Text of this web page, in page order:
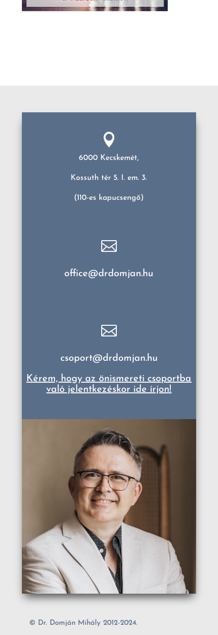

6000 Kecskemét,
Kossuth tér 5. I. em. 3.
(110-es kapucsengő)

office@drdomjan.hu

csoport@drdomjan.hu
Kérem, hogy az önismereti csoportba
való jelentkezéskor ide írjon!
© Dr. Domján Mihály 2012-2024.